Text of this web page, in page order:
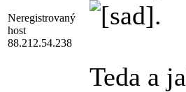
Neregistrovaný
host
88.212.54.238
.
Teda a